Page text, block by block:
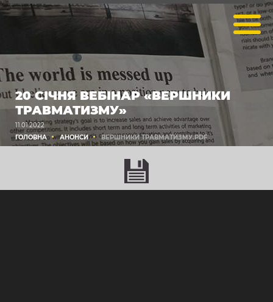
20 СІЧНЯ ВЕБІНАР «ВЕРШНИКИ
ТРАВМАТИЗМУ»
11.01.2022
ГОЛОВНА
АНОНСИ ВЕРШНИКИ ТРАВМАТИЗМУ.PDF